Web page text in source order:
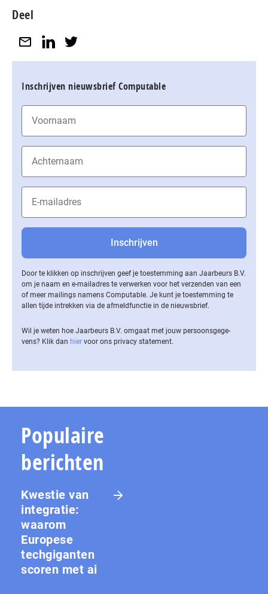
Deel
Inschrijven nieuwsbrief Computable
Door te klikken op inschrijven geef je toestemming aan Jaarbeurs B.V.
om je naam en e-mailadres te verwerken voor het verzenden van een
of meer mailings namens Computable. Je kunt je toestemming te
allen tijde intrekken via de af­meld­func­tie in de nieuwsbrief.
Wil je weten hoe Jaarbeurs B.V. omgaat met jouw per­soons­ge­ge­
vens? Klik dan hier voor ons privacy statement.
Populaire
berichten
Kwestie van
integratie:
waarom
Europese
techgiganten
scoren met ai